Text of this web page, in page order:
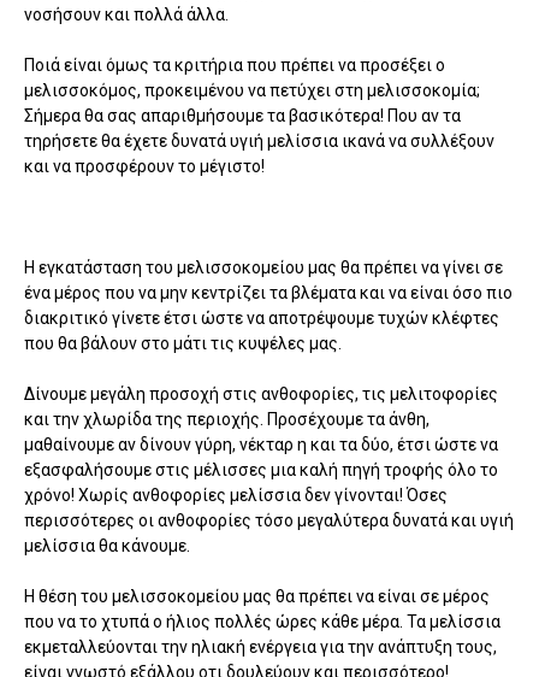
νοσήσουν και πολλά άλλα.
Ποιά είναι όμως τα κριτήρια που πρέπει να προσέξει ο
μελισσοκόμος, προκειμένου να πετύχει στη μελισσοκομία;
Σήμερα θα σας απαριθμήσουμε τα βασικότερα! Που αν τα
τηρήσετε θα έχετε δυνατά υγιή μελίσσια ικανά να συλλέξουν
και να προσφέρουν το μέγιστο!
Η εγκατάσταση του μελισσοκομείου μας θα πρέπει να γίνει σε
ένα μέρος που να μην κεντρίζει τα βλέματα και να είναι όσο πιο
διακριτικό γίνετε έτσι ώστε να αποτρέψουμε τυχών κλέφτες
που θα βάλουν στο μάτι τις κυψέλες μας.
Δίνουμε μεγάλη προσοχή στις ανθοφορίες, τις μελιτοφορίες
και την χλωρίδα της περιοχής. Προσέχουμε τα άνθη,
μαθαίνουμε αν δίνουν γύρη, νέκταρ η και τα δύο, έτσι ώστε να
εξασφαλήσουμε στις μέλισσες μια καλή πηγή τροφής όλο το
χρόνο! Χωρίς ανθοφορίες μελίσσια δεν γίνονται! Όσες
περισσότερες οι ανθοφορίες τόσο μεγαλύτερα δυνατά και υγιή
μελίσσια θα κάνουμε.
Η θέση του μελισσοκομείου μας θα πρέπει να είναι σε μέρος
που να το χτυπά ο ήλιος πολλές ώρες κάθε μέρα. Τα μελίσσια
εκμεταλλεύονται την ηλιακή ενέργεια για την ανάπτυξη τους,
είναι γνωστό εξάλλου οτι δουλεύουν και περισσότερο!